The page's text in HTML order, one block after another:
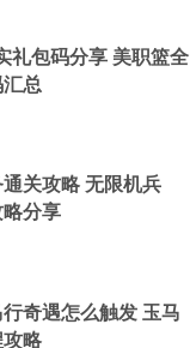
礼包码分享 美职篮全
总
关攻略 无限机兵
略分享
奇遇怎么触发 玉马
略